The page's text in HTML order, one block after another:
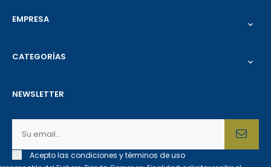
EMPRESA 
CATEGORÍAS 
NEWSLETTER
Acepto las condiciones y términos de uso